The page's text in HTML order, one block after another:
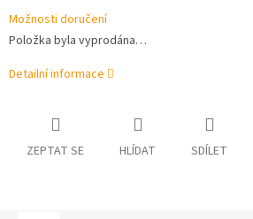
Možnosti doručení
Položka byla vyprodána…
Detailní informace
ZEPTAT SE HLÍDAT SDÍLET